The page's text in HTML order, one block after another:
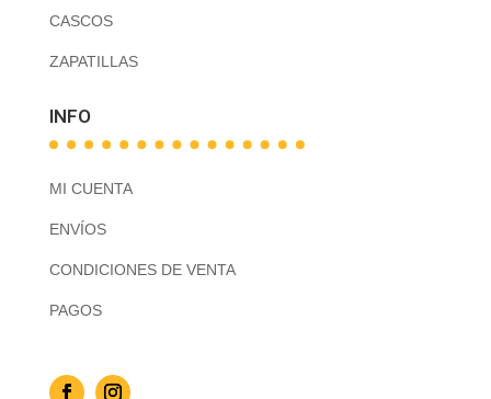
CASCOS
ZAPATILLAS
INFO
MI CUENTA
ENVÍOS
CONDICIONES DE VENTA
PAGOS